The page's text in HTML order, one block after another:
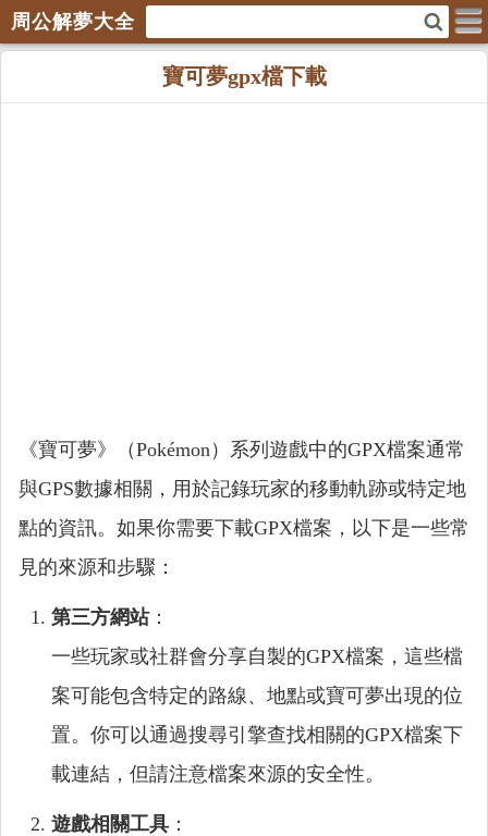
周公解夢大全
寶可夢gpx檔下載
《寶可夢》（Pokémon）系列遊戲中的GPX檔案通常
與GPS數據相關，用於記錄玩家的移動軌跡或特定地
點的資訊。如果你需要下載GPX檔案，以下是一些常
見的來源和步驟：
第三方網站：
一些玩家或社群會分享自製的GPX檔案，這些檔
案可能包含特定的路線、地點或寶可夢出現的位
置。你可以通過搜尋引擎查找相關的GPX檔案下
載連結，但請注意檔案來源的安全性。
遊戲相關工具 ：